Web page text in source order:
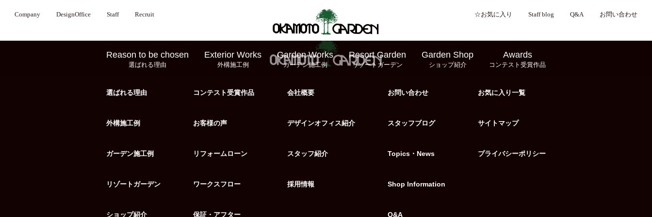
Company DesignOffice Staff Recruit ☆お気に入り Staff blog Q&A お問い合わせ
Reason to be chosen
選ばれる理由
Exterior Works
外構施工例
Garden Works
ガーデン施工例
Resort Garden
リゾートガーデン
Garden Shop
ショップ紹介
Awards
コンテスト受賞作品
選ばれる理由
外構施工例
ガーデン施工例
リゾートガーデン
ショップ紹介
コンテスト受賞作品
お客様の声
リフォームローン
ワークスフロー
保証・アフター
会社概要
デザインオフィス紹介
スタッフ紹介
採用情報
お問い合わせ
スタッフブログ
Topics・News
Shop Information
Q&A
お気に入り一覧
サイトマップ
プライバシーポリシー